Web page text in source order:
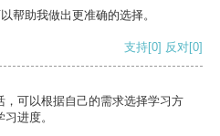
帮助我做出更准确的选择。
支持[0] 反对[0]
可以根据自己的需求选择学习方
进度。